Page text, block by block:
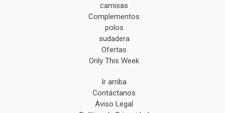
camisas
Complementos
polos
sudadera
Ofertas
Only This Week
Ir arriba
Contáctanos
Aviso Legal